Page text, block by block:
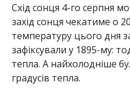
Схід сонця 4-го серпня
захід сонця чекатиме о
температуру цього дня
зафіксували у 1895-му:
тепла. А найхолодніше
градусів тепла.